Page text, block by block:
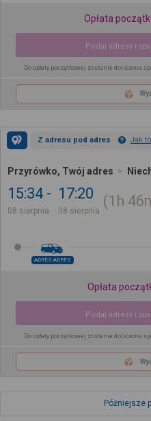
Opłata
Podaj adresy i
Do opłaty początkowej zostanie doliczona
Z adresu pod adres Jak
Przyrówko, Twój adres
15:34
08 sierpnia
17:20
08 sierpnia
1h
ADRES-ADRES
Opłata
Podaj adresy i
Do opłaty początkowej zostanie doliczona
Późniejsze